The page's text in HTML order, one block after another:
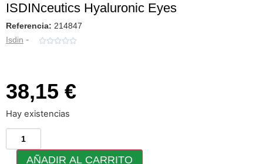
ISDINceutics Hyaluronic Eyes
Referencia: 214847
Isdin - 
38,15 €
Hay existencias
AÑADIR AL CARRITO